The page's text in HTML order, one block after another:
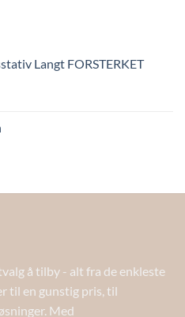
Langt FORSTERKET
å tilby - alt fra de enkleste
til en gunstig pris, til
Med